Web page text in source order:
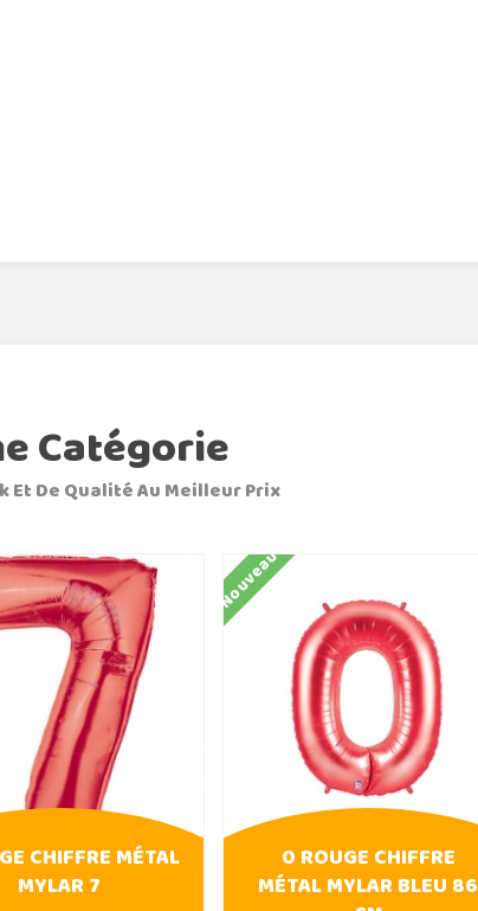
Catégorie
Et De Qualité Au Meilleur Prix
CHIFFRE MÉTAL
MYLAR 7
Nouveau
0 ROUGE CHIFFRE
MÉTAL MYLAR BLEU 86